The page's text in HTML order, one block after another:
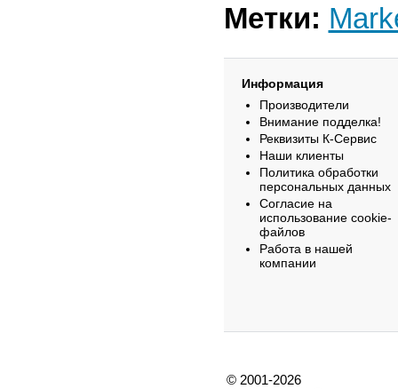
Метки:
Информация
Производители
Внимание подделка!
Реквизиты К-Сервис
Наши клиенты
Политика обработки
персональных данных
Согласие на
использование cookie-
файлов
Работа в нашей
компании
© 2001-2026